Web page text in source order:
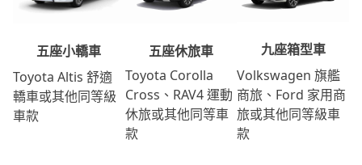
五座小轎車
Toyota Altis 舒適
轎車或其他同等級
車款
五座休旅車
Toyota Corolla
Cross、RAV4 運動
休旅或其他同等車
款
九座箱型車
Volkswagen 旗艦
商旅、Ford 家用商
旅或其他同等級車
款